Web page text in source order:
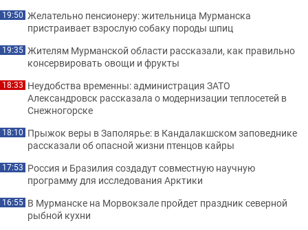
19:50 Желательно пенсионеру: жительница Мурманска
пристраивает взрослую собаку породы шпиц
19:35 Жителям Мурманской области рассказали, как правильно
консервировать овощи и фрукты
18:33 Неудобства временны: администрация ЗАТО
Александровск рассказала о модернизации теплосетей в
Снежногорске
18:10 Прыжок веры в Заполярье: в Кандалакшском заповеднике
рассказали об опасной жизни птенцов кайры
17:53 Россия и Бразилия создадут совместную научную
программу для исследования Арктики
16:55 В Мурманске на Морвокзале пройдет праздник северной
рыбной кухни